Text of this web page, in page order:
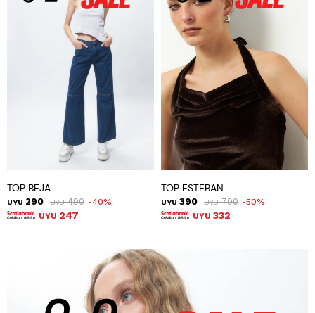
TOP BEJA
UYU 290 UYU 490 40
UYU 247
TOP ESTEBAN
UYU 390 UYU 790 50
UYU 332